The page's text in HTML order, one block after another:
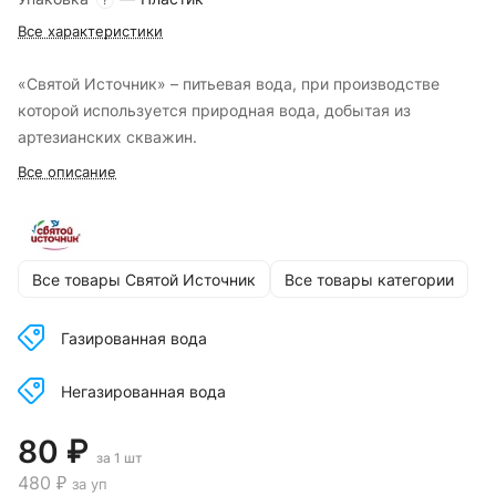
Все характеристики
«Святой Источник» – питьевая вода, при производстве
которой используется природная вода, добытая из
артезианских скважин.
Все описание
Все товары Святой Источник Все товары категории
Газированная вода
Негазированная вода
80 ₽ за 1 шт
480 ₽ за уп